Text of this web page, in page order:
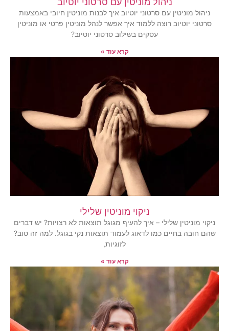
ניהול מוניטין עם סרטוני יוטיוב איך לבנות מוניטין חיובי באמצעות
סרטוני יוטיוב רוצה ללמוד איך אפשר לנהל מוניטין פרטי או מוניטין
עסקים בשילוב סרטוני יוטיוב?
קרא עוד »
ניקוי מוניטין שלילי
ניקוי מוניטין שלילי – איך להעיף מגוגל תוצאות לא רצויות? יש דברים
שהם חובה בחיים כמו לדאוג לעמוד תוצאות נקי בגוגל. למה זה טוב?
לזוגיות,
קרא עוד »